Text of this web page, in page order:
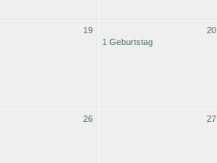
19
20
1 Geburtstag
26 27